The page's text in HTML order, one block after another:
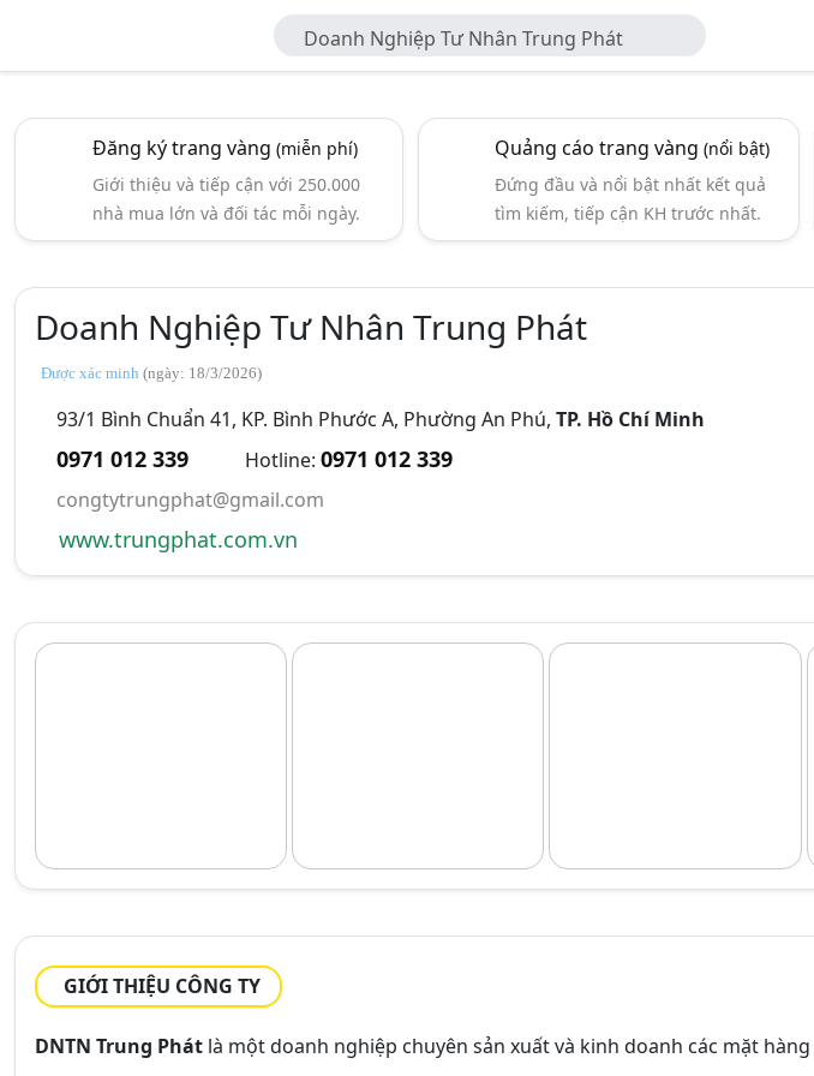
Doanh Nghiệp Tư Nhân Trung Phát
Đăng ký trang vàng (miễn phí)
Giới thiệu và tiếp cận với 250.000
nhà mua lớn và đối tác mỗi ngày.
Quảng cáo trang vàng(nổi bật)
Đứng đầu và nổi bật nhất kết quả
tìm kiếm, tiếp cận KH trước nhất.
Doanh Nghiệp Tư Nhân Trung Phát
Được xác minh (ngày: 18/3/2026)
93/1 Bình Chuẩn 41, KP. Bình Phước A, Phường An Phú, TP. Hồ Chí Minh
0971 012 339 Hotline: 0971 012 339
congtytrungphat@gmail.com
www.trungphat.com.vn
GIỚI THIỆU CÔNG TY
DNTN Trung Phát là một doanh nghiệp chuyên sản xuất và kinh doanh các mặt hàng